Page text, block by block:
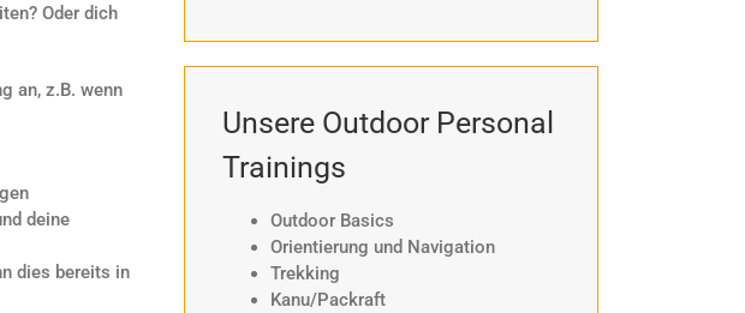
Oder dich
an, z.B. wenn
deine
dies bereits in
Unsere Outdoor Personal
Trainings
Outdoor Basics
Orientierung und Navigation
Trekking
Kanu/Packraft